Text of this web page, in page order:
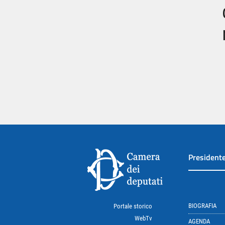
Portale storico
WebTv
BIOGRAFIA
AGENDA